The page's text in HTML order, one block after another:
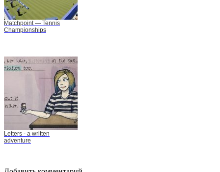
Matchpoint — Tennis
Championships
Letters - a written
adventure